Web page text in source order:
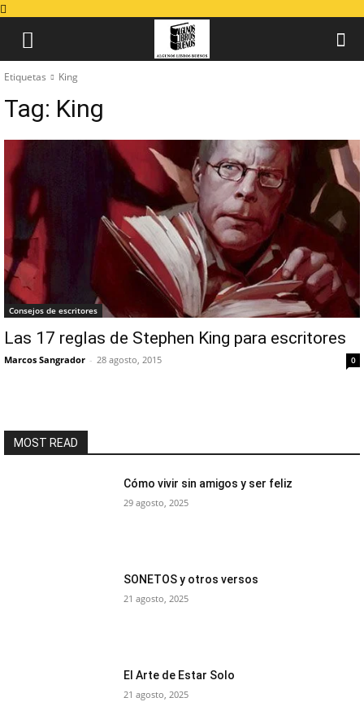
Etiquetas King
Tag: King
Consejos de escritores
Las 17 reglas de Stephen King para escritores
Marcos Sangrador - 28 agosto, 2015 0
MOST READ
Cómo vivir sin amigos y ser feliz
29 agosto, 2025
SONETOS y otros versos
21 agosto, 2025
El Arte de Estar Solo
21 agosto, 2025